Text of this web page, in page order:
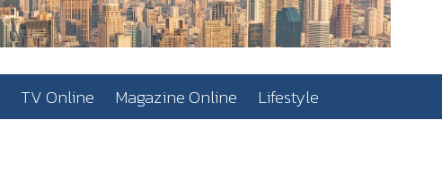
TV Online Magazine Online Lifestyle